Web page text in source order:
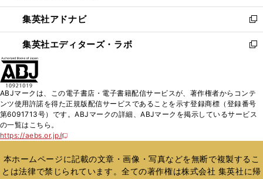
開
く
ウ
で
開
く
ン
ド
ウ
で
ウ
ィ
ン
ド
く
集英社アドナビ
新
し
い
ド
ウ
で
集英社エディターズ・ラボ
新
ィ
ン
ド
開
く
ABJマークは、この電子書店・電子書籍配信サービスが、著作権者からコンテ
ンツ使用許諾を得た正規版配信サービスであることを示す登録商標（登録番号
第6091713号）です。ABJマークの詳細、ABJマークを掲示しているサービス
の一覧はこちら。
https://aebs.or.jp/
新
い
ウ
ィ
本ホームページに記載の文章・画像・写真などを無断で複製するこ
とは法律で禁じられています。全ての著作権は株式会社 集英社に帰